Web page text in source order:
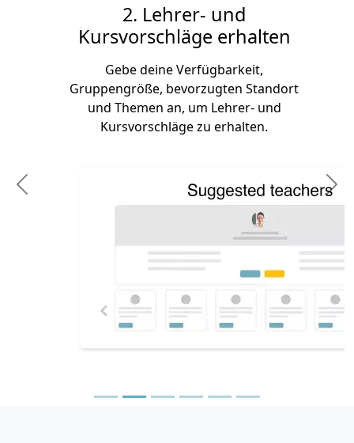
2. Lehrer- und
Kursvorschläge erhalten
Gebe deine Verfügbarkeit,
Gruppengröße, bevorzugten Standort
und Themen an, um Lehrer- und
Kursvorschläge zu erhalten.
Previous